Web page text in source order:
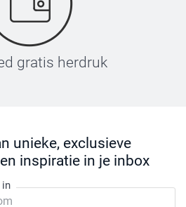
gratis herdruk
unieke, exclusieve
inspiratie in je inbox
in